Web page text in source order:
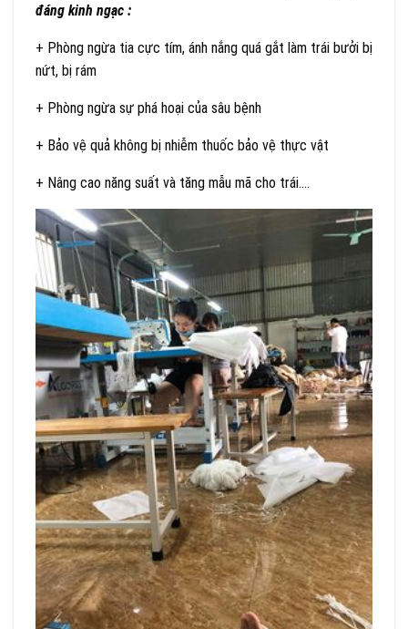
đáng kinh ngạc :
+ Phòng ngừa tia cực tím, ánh nắng quá gắt làm trái bưởi bị
nứt, bị rám
+ Phòng ngừa sự phá hoại của sâu bệnh
+ Bảo vệ quả không bị nhiễm thuốc bảo vệ thực vật
+ Nâng cao năng suất và tăng mẫu mã cho trái….